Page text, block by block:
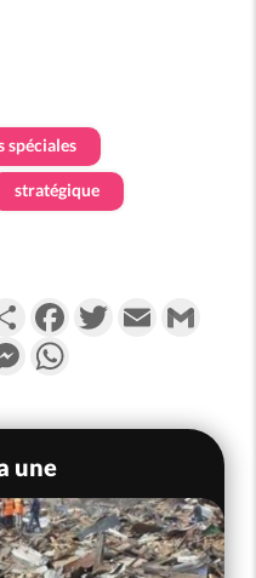
spéciales
stratégique
PartagerFacebookTwitterEmail
Messenger
une